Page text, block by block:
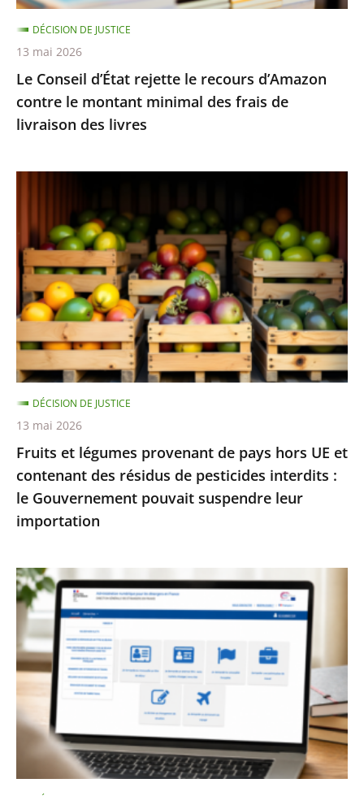
montant
minimal
des
frais
de
livraison
livres
Le Conseil d’État rejette le recours d’Amazon
contre le montant minimal des frais de
livraison des livres
DÉCISION DE JUSTICE
13 mai 2026
légumes
provenant
de
pays
hors
UE
contenant
des
résidus
de
pesticides
interdits
:
Gouvernement
pouvait
suspendre
leur
importation
Fruits et légumes provenant de pays hors UE et
contenant des résidus de pesticides interdits :
le Gouvernement pouvait suspendre leur
importation
DÉCISION DE JUSTICE
13 mai 2026
Services
publics
le
Conseil
d’État
enjoint
l’État
de